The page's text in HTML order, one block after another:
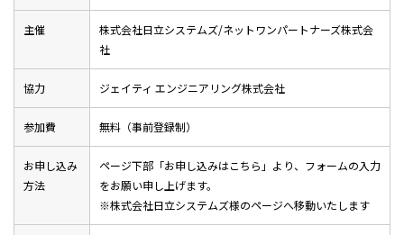
主催
株式会社日立システムズ/ネットワンパートナーズ株式会
社
協力 ジェイティ エンジニアリング株式会社
参加費 無料（事前登録制）
お申し込み
方法
ページ下部「お申し込みはこちら」より、フォームの入力
をお願い申し上げます。
※株式会社日立システムズ様のページへ移動いたします